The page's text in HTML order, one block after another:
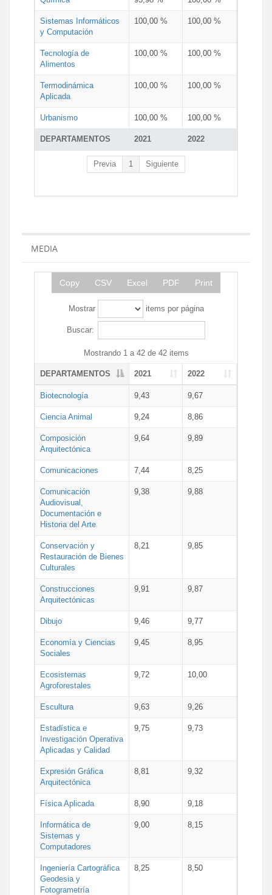
DEPARTAMENTOS 2021 2022
Sistemas Informáticos
y Computación
100,00 % 100,00 %
Tecnología de
Alimentos
100,00 % 100,00 %
Termodinámica
Aplicada
100,00 % 100,00 %
Urbanismo 100,00 % 100,00 %
Previa 1 Siguiente
MEDIA
Copy CSV Excel PDF Print
Mostrar items por página
Buscar:
Mostrando 1 a 42 de 42 items
DEPARTAMENTOS 2021 2022
Biotecnología 9,43 9,67
Ciencia Animal 9,24 8,86
Composición
Arquitectónica
9,64 9,89
Comunicaciones 7,44 8,25
Comunicación
Audiovisual,
Documentación e
Historia del Arte
9,38 9,88
Conservación y
Restauración de Bienes
Culturales
8,21 9,85
Construcciones
Arquitectónicas
9,91 9,87
Dibujo 9,46 9,77
Economía y Ciencias
Sociales
9,45 8,95
Ecosistemas
Agroforestales
9,72 10,00
Escultura 9,63 9,26
Estadística e
Investigación Operativa
Aplicadas y Calidad
9,75 9,73
Expresión Gráfica
Arquitectónica
8,81 9,32
Física Aplicada 8,90 9,18
Informática de
Sistemas y
Computadores
9,00 8,15
Ingeniería Cartográfica
Geodesia y
Fotogrametría
8,25 8,50